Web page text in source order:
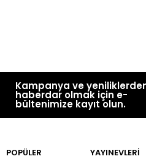
Kampanya ve
haberdar olmak için e-
bültenimize kayıt olun.
POPÜLER YAYINEVLERİ